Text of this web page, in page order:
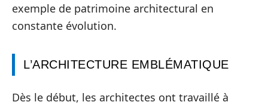
exemple de patrimoine architectural en
constante évolution.
L’ARCHITECTURE EMBLÉMATIQUE
Dès le début, les architectes ont travaillé à